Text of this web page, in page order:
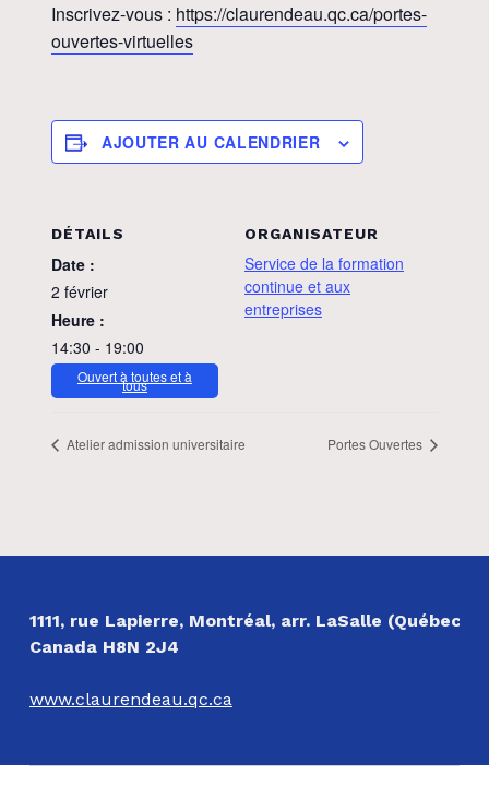
Inscrivez-vous : https://claurendeau.qc.ca/portes-
ouvertes-virtuelles
AJOUTER AU CALENDRIER
DÉTAILS
Date :
2 février
Heure :
14:30 - 19:00
Ouvert à toutes et à
tous
ORGANISATEUR
Service de la formation
continue et aux
entreprises
Atelier admission universitaire Portes Ouvertes
1111, rue Lapierre, Montréal, arr. LaSalle (Québec)
Canada H8N 2J4
www.claurendeau.qc.ca